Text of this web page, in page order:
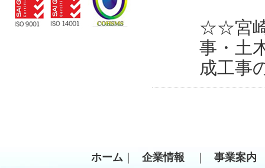
☆☆宮崎
事・土
成工事
ホーム ｜ 企業情報 ｜
事業案